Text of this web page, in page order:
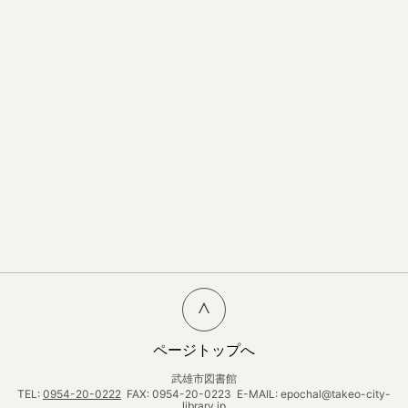
ページトップへ
武雄市図書館
TEL: 0954-20-0222 FAX: 0954-20-0223 E-MAIL: epochal@takeo-city-